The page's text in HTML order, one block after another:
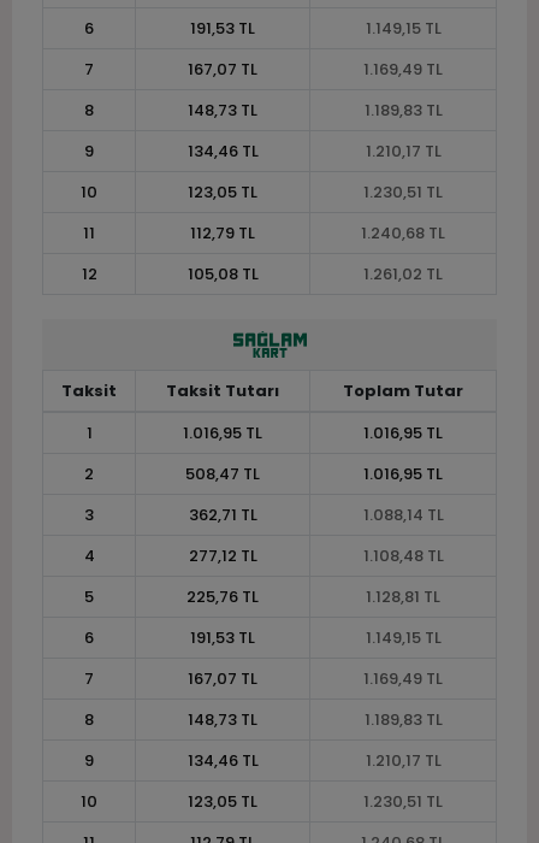
6
191,53 TL
1.149,15 TL
7
167,07 TL
1.169,49 TL
8
148,73 TL
1.189,83 TL
9
134,46 TL
1.210,17 TL
10
123,05 TL
1.230,51 TL
11
112,79 TL
1.240,68 TL
12
105,08 TL 1.261,02 TL
Taksit Taksit Tutarı
Toplam Tutar
1
1.016,95 TL
1.016,95 TL
2
508,47 TL
1.016,95 TL
3
362,71 TL
1.088,14 TL
4
277,12 TL
1.108,48 TL
5
225,76 TL
1.128,81 TL
6
191,53 TL
1.149,15 TL
7
167,07 TL
1.169,49 TL
8
148,73 TL
1.189,83 TL
9
134,46 TL
1.210,17 TL
10
123,05 TL
1.230,51 TL